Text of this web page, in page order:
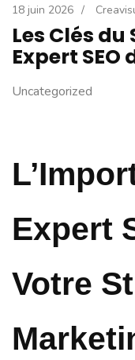
18 juin 2026 /
Les Clés
Expert
Uncategorized
Expert
Votre